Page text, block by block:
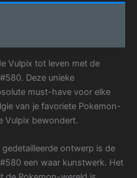
Vulpix tot leven met de
Deze unieke
must-have voor elke
van je favoriete Pokemon-
Vulpix bewondert.
ontwerp is de
een waar kunstwerk. Het